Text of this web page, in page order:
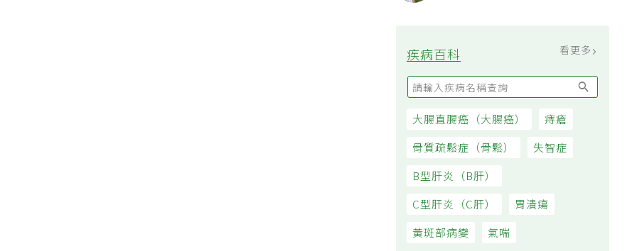
疾病百科 看更多
大腸直腸癌（大腸癌）
痔瘡
骨質疏鬆症（骨鬆）
失智症
B型肝炎（B肝）
C型肝炎（C肝）
胃潰瘍
黃斑部病變
氣喘